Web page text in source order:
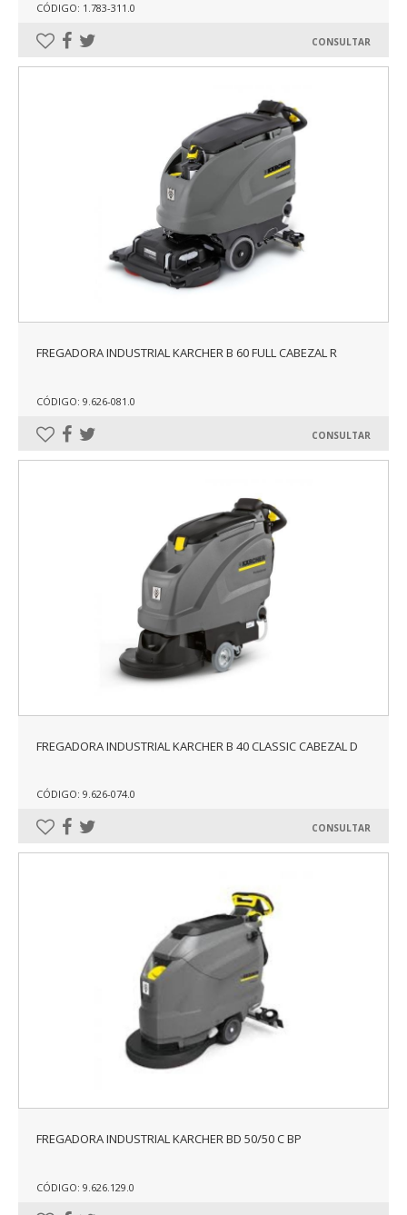
CÓDIGO: 1.783-311.0
CONSULTAR
FREGADORA INDUSTRIAL KARCHER B 60 FULL CABEZAL R
CÓDIGO: 9.626-081.0
CONSULTAR
FREGADORA INDUSTRIAL KARCHER B 40 CLASSIC CABEZAL D
CÓDIGO: 9.626-074.0
CONSULTAR
FREGADORA INDUSTRIAL KARCHER BD 50/50 C BP
CÓDIGO: 9.626.129.0